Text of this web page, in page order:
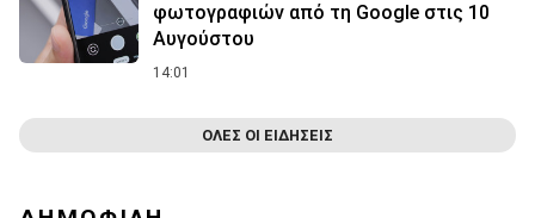
φωτογραφιών από τη Google στις 10
Αυγούστου
14:01
ΟΛΕΣ ΟΙ ΕΙΔΗΣΕΙΣ